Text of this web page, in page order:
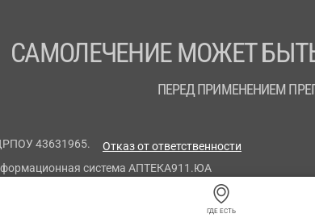
ГДЕ ЕСТЬ
САМОЛЕЧЕНИЕ МОЖЕТ
ПЕРЕД ПРИМЕНЕНИЕМ
43631965.
Отказ от ответственности
система АПТЕКА911.ЮА